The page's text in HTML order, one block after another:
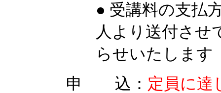
● 受講料の支払
人より送付させ
らせいたします
申 込： 定員に達